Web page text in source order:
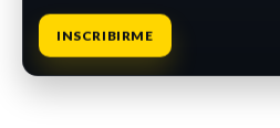
INSCRIBIRME